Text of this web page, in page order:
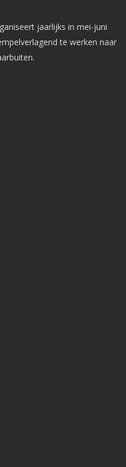
jaarlijks in mei-juni
te werken naar